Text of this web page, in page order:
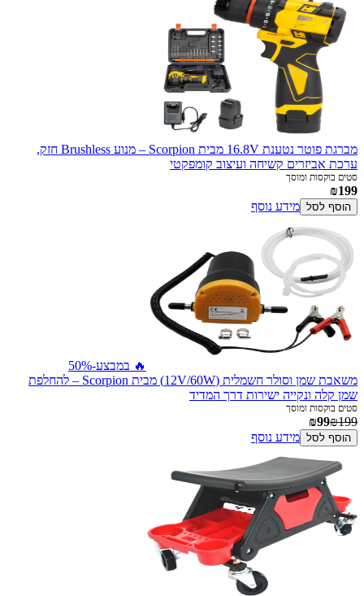
מברגת פוטר נטענת 16.8V מבית Scorpion – מנוע Brushless חזק,
ערכת אביזרים קשיחה ועיצוב קומפקטי
סטים בוקסות ומוסך
₪199
הוסף לסל מידע נוסף
🔥 במבצע-50%
משאבת שמן וסולר חשמלית (12V/60W) מבית Scorpion – להחלפת
שמן קלה ונקייה ישירות דרך המדיד
סטים בוקסות ומוסך
₪99₪199
הוסף לסל מידע נוסף